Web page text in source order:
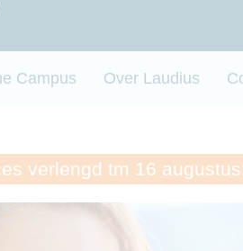
Campus Over Laudius
verlengd tm 16